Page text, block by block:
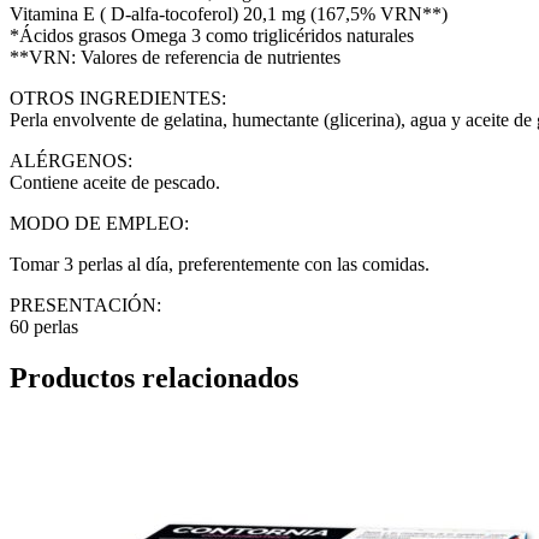
Vitamina E ( D-alfa-tocoferol) 20,1 mg (167,5% VRN**)
*Ácidos grasos Omega 3 como triglicéridos naturales
**VRN: Valores de referencia de nutrientes
OTROS INGREDIENTES:
Perla envolvente de gelatina, humectante (glicerina), agua y aceite de
ALÉRGENOS:
Contiene aceite de pescado.
MODO DE EMPLEO:
Tomar 3 perlas al día, preferentemente con las comidas.
PRESENTACIÓN:
60 perlas
Productos relacionados